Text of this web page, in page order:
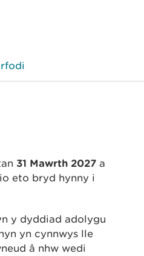
31 Mawrth 2027 a
eto bryd hynny i
y dyddiad adolygu
yn cynnwys lle
â nhw wedi